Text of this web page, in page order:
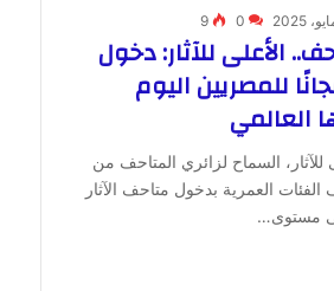
0
9
3 متاحف.. الأعلى للآثار: دخول
للمصريين اليوم
العالمي
السماح لزائري المتاحف من
العمرية بدخول متاحف الآثار
مستوى…